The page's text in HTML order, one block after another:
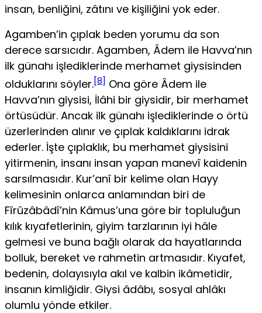
insan, benliğini, zâtını ve kişi­liğini yok eder.
Agamben’in çıplak beden yorumu da son
derece sarsıcı­dır. Agamben, Âdem ile Havva’nın
ilk günahı işlediklerinde merhamet giysisinden
olduklarını söyler.[8] Ona göre Âdem ile
Havva’nın giysisi, İlâhi bir giysidir, bir merhamet
örtü­südür. Ancak ilk günahı işlediklerinde o örtü
üzerlerinden alınır ve çıplak kaldıklarını idrak
ederler. İşte çıplaklık, bu merhamet giysisini
yitirmenin, insanı insan yapan manevî kaidenin
sarsılmasıdır. Kur’anî bir kelime olan Hayy
kelime­sinin onlarca anlamından biri de
Fîrûzâbâdî’nin Kâmus’una göre bir topluluğun
kılık kıyafetlerinin, giyim tarzlarının iyi hâle
gelmesi ve buna bağlı olarak da hayatlarında
bolluk, bereket ve rahmetin artmasıdır. Kıyafet,
bedenin, dolayısıyla akıl ve kalbin ikâmetidir,
insanın kimliğidir. Giysi âdâbı, sosyal ahlâkı
olumlu yönde etkiler.